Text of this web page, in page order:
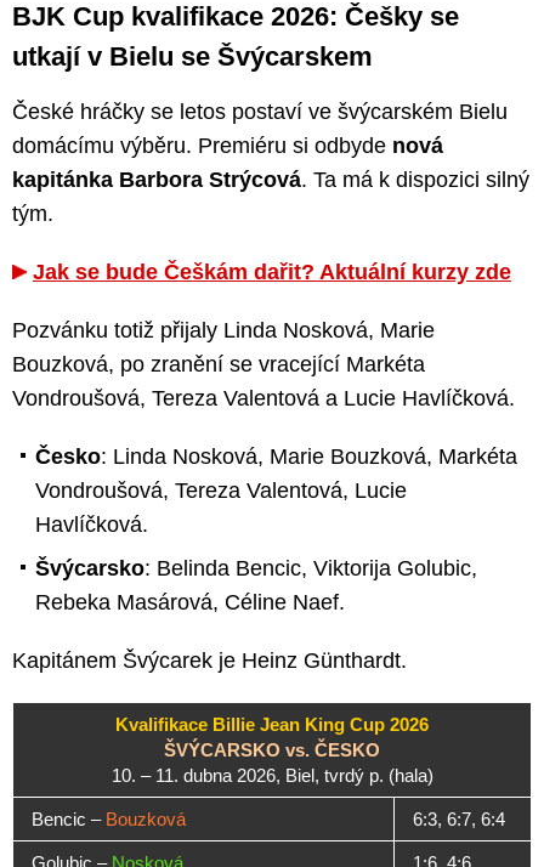
BJK Cup kvalifikace 2026: Češky se
utkají v Bielu se Švýcarskem
České hráčky se letos postaví ve švýcarském Bielu
domácímu výběru. Premiéru si odbyde nová
kapitánka Barbora Strýcová. Ta má k dispozici silný
tým.
Jak se bude Češkám dařit? Aktuální kurzy zde
Pozvánku totiž přijaly Linda Nosková, Marie
Bouzková, po zranění se vracející Markéta
Vondroušová, Tereza Valentová a Lucie Havlíčková.
Česko: Linda Nosková, Marie Bouzková, Markéta
Vondroušová, Tereza Valentová, Lucie
Havlíčková.
Švýcarsko: Belinda Bencic, Viktorija Golubic,
Rebeka Masárová, Céline Naef.
Kapitánem Švýcarek je Heinz Günthardt.
Kvalifikace Billie Jean King Cup 2026
ŠVÝCARSKO vs. ČESKO
10. – 11. dubna 2026, Biel, tvrdý p. (hala)
Bencic – Bouzková 6:3, 6:7, 6:4